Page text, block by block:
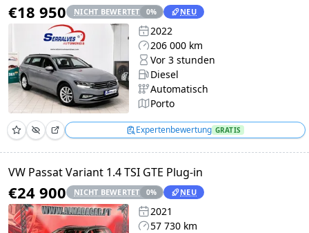
€18 950 NICHT BEWERTET 0% NEU
2022
206 000 km
Vor 3 stunden
Diesel
Automatisch
Porto
Expertenbewertung GRATIS
VW Passat Variant 1.4 TSI GTE Plug-in
€24 900 NICHT BEWERTET 0% NEU
2021
57 730 km